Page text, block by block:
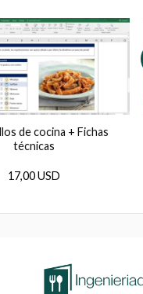
de cocina + Fichas
técnicas
17,00 USD